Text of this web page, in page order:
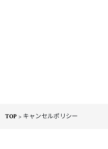
TOP > キャンセルポリシー